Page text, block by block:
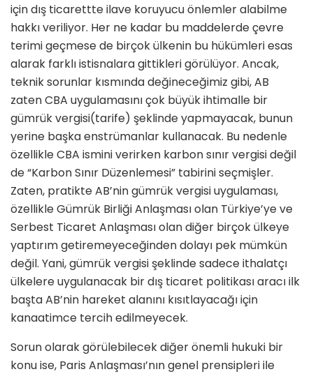
için dış ticarettte ilave koruyucu önlemler alabilme
hakkı veriliyor. Her ne kadar bu maddelerde çevre
terimi geçmese de birçok ülkenin bu hükümleri esas
alarak farklı istisnalara gittikleri görülüyor. Ancak,
teknik sorunlar kısmında değineceğimiz gibi, AB
zaten CBA uygulamasını çok büyük ihtimalle bir
gümrük vergisi(tarife) şeklinde yapmayacak, bunun
yerine başka enstrümanlar kullanacak. Bu nedenle
özellikle CBA ismini verirken karbon sınır vergisi değil
de “Karbon Sınır Düzenlemesi” tabirini seçmişler.
Zaten, pratikte AB’nin gümrük vergisi uygulaması,
özellikle Gümrük Birliği Anlaşması olan Türkiye’ye ve
Serbest Ticaret Anlaşması olan diğer birçok ülkeye
yaptırım getiremeyeceğinden dolayı pek mümkün
değil. Yani, gümrük vergisi şeklinde sadece ithalatçı
ülkelere uygulanacak bir dış ticaret politikası aracı ilk
başta AB’nin hareket alanını kısıtlayacağı için
kanaatimce tercih edilmeyecek.
Sorun olarak görülebilecek diğer önemli hukuki bir
konu ise, Paris Anlaşması’nın genel prensipleri ile